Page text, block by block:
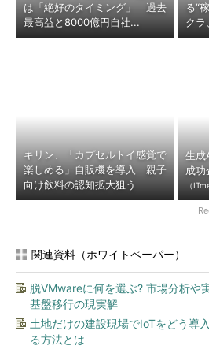
は「絶好のタイミング」 過去
最高益と8000億円自社...
る“
クラ
キリン、「カプセルトイ感覚で
楽しめる」自販機を導入 親子
向け飲料の認知拡大狙う
生
成功
（
関連資料（ホワイトペーパー）
脱VMwareに何を選ぶ? 市場分析や
基盤移行の現実解
土地だけの建設現場でIoTをどう導
る方法とは